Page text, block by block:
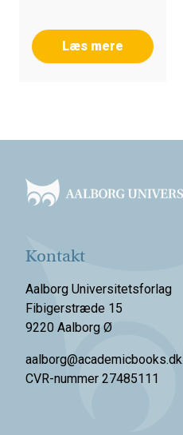
Læs mere
Kontakt
Aalborg Universitetsforlag
Fibigerstræde 15
9220 Aalborg Ø
aalborg@academicbooks.dk
CVR-nummer 27485111